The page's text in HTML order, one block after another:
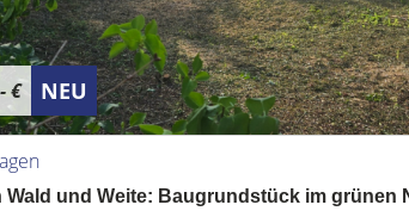
€ NEU
Wald und Weite: Baugrundstück im grünen